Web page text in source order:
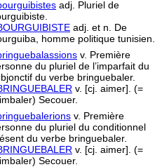
adj. Pluriel de
adj. et n. De
homme politique tunisien.
v. Première
du pluriel de l’imparfait du
du verbe bringuebaler.
v. [cj. aimer]. (=
Secouer.
v. Première
du pluriel du conditionnel
du verbe bringuebaler.
v. [cj. aimer]. (=
Secouer.